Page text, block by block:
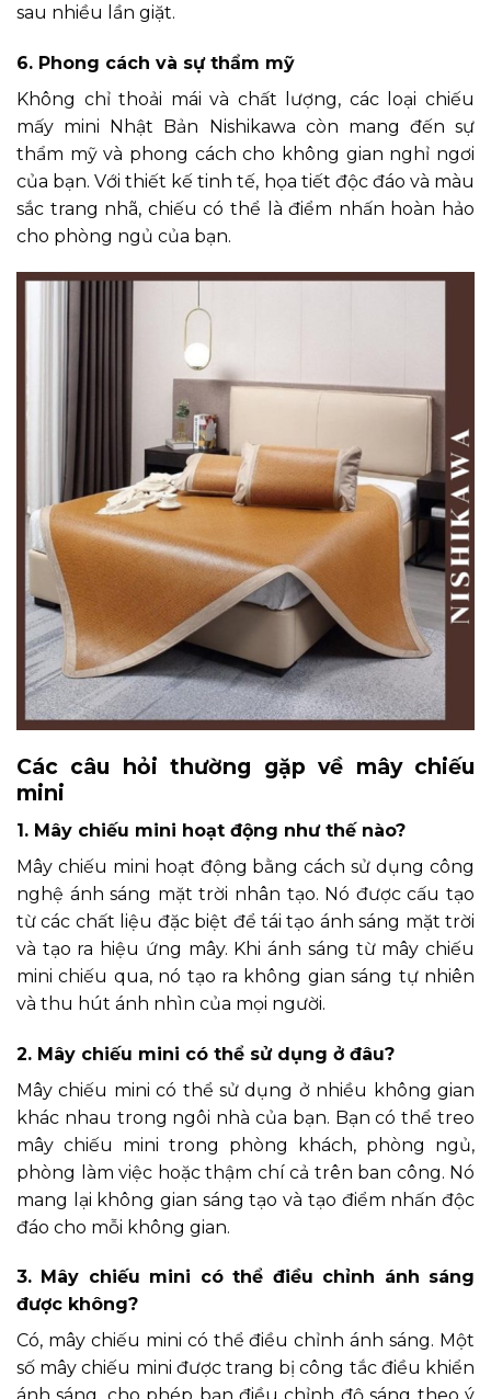
sau nhiều lần giặt.
6. Phong cách và sự thẩm mỹ
Không chỉ thoải mái và chất lượng, các loại chiếu
mấy mini Nhật Bản Nishikawa còn mang đến sự
thẩm mỹ và phong cách cho không gian nghỉ ngơi
của bạn. Với thiết kế tinh tế, họa tiết độc đáo và màu
sắc trang nhã, chiếu có thể là điểm nhấn hoàn hảo
cho phòng ngủ của bạn.
Các câu hỏi thường gặp về mây chiếu
mini
1. Mây chiếu mini hoạt động như thế nào?
Mây chiếu mini hoạt động bằng cách sử dụng công
nghệ ánh sáng mặt trời nhân tạo. Nó được cấu tạo
từ các chất liệu đặc biệt để tái tạo ánh sáng mặt trời
và tạo ra hiệu ứng mây. Khi ánh sáng từ mây chiếu
mini chiếu qua, nó tạo ra không gian sáng tự nhiên
và thu hút ánh nhìn của mọi người.
2. Mây chiếu mini có thể sử dụng ở đâu?
Mây chiếu mini có thể sử dụng ở nhiều không gian
khác nhau trong ngôi nhà của bạn. Bạn có thể treo
mây chiếu mini trong phòng khách, phòng ngủ,
phòng làm việc hoặc thậm chí cả trên ban công. Nó
mang lại không gian sáng tạo và tạo điểm nhấn độc
đáo cho mỗi không gian.
3. Mây chiếu mini có thể điều chỉnh ánh sáng
được không?
Có, mây chiếu mini có thể điều chỉnh ánh sáng. Một
số mây chiếu mini được trang bị công tắc điều khiển